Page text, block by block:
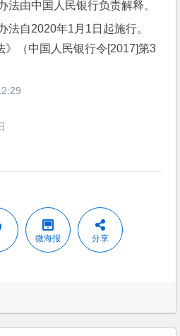
由中国人民银行负责解释。
自2020年1月1日起施行。
》（中国人民银行令[2017]第3
微海报 分享